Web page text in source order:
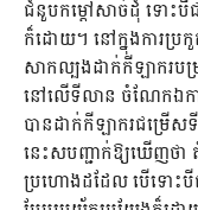
ជំនួបកម្តៅសាច់ដុំ ទោះបី
ក៏ដោយ។ នៅក្នុងការប្រ
សាកល្បងដាក់កីឡាករប
នៅលើទីលាន ចំណែកឯកា
បានដាក់កីឡាករជម្រើ
នេះសបញ្ជាក់ឱ្យឃើញថា
ប្រហោងដដែល បើទោះបី